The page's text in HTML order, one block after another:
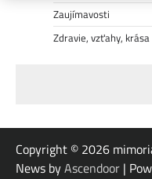
Zaujímavosti
Zdravie, vzťahy, krása
Copyright © 2026
News byAscendoor |